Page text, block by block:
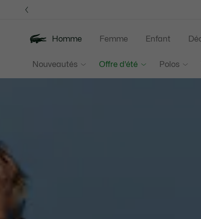
d’information
Homme
Nouveautés Offre d'été Polos
Femme Enfant